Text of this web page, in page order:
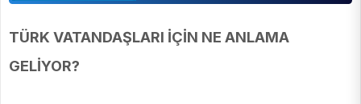
TÜRK VATANDAŞLARI İÇİN NE ANLAMA
GELİYOR?